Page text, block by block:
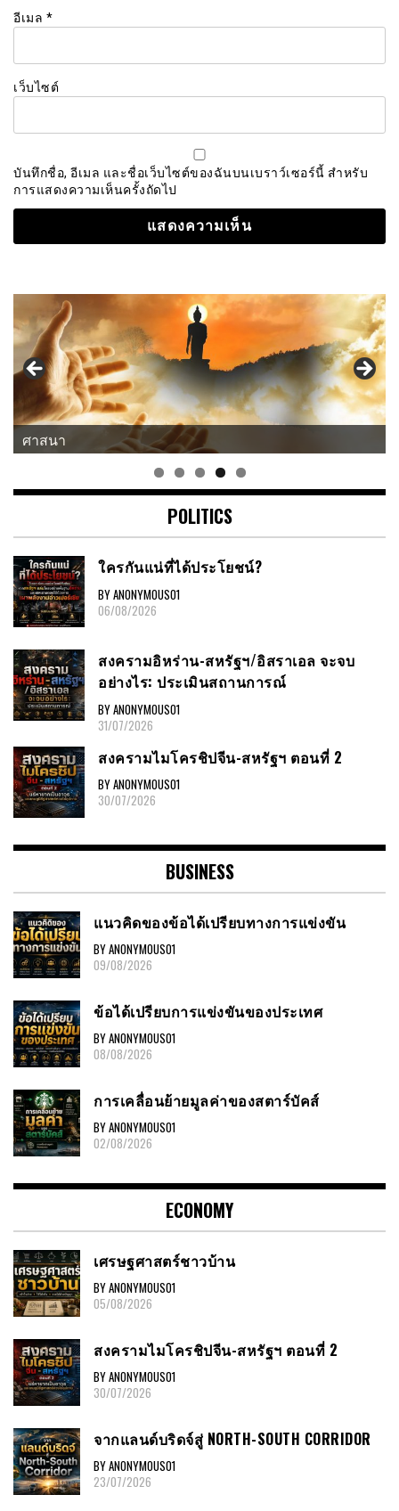
อีเมล *
เว็บไซต์
บันทึกชื่อ, อีเมล และชื่อเว็บไซต์ของฉันบนเบราว์เซอร์นี้ สำหรับ
การแสดงความเห็นครั้งถัดไป
ศาสนา
POLITICS
ใครกันแน่ที่ได้ประโยชน์?
BY ANONYMOUS01
06/08/2026
สงครามอิหร่าน-สหรัฐฯ/อิสราเอล จะจบ
อย่างไร: ประเมินสถานการณ์
BY ANONYMOUS01
31/07/2026
สงครามไมโครชิปจีน-สหรัฐฯ ตอนที่ 2
BY ANONYMOUS01
30/07/2026
BUSINESS
แนวคิดของข้อได้เปรียบทางการแข่งขัน
BY ANONYMOUS01
09/08/2026
ข้อได้เปรียบการแข่งขันของประเทศ
BY ANONYMOUS01
08/08/2026
การเคลื่อนย้ายมูลค่าของสตาร์บัคส์
BY ANONYMOUS01
02/08/2026
ECONOMY
เศรษฐศาสตร์ชาวบ้าน
BY ANONYMOUS01
05/08/2026
สงครามไมโครชิปจีน-สหรัฐฯ ตอนที่ 2
BY ANONYMOUS01
30/07/2026
จากแลนด์บริดจ์สู่ NORTH-SOUTH CORRIDOR
BY ANONYMOUS01
23/07/2026